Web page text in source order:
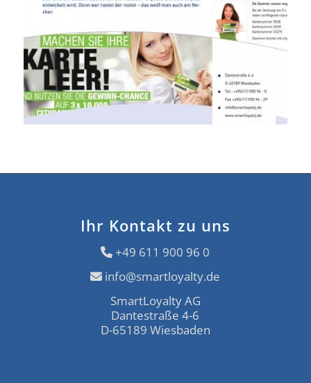
Ihr Kontakt zu uns
+49 611 900 96 0
info@smartloyalty.de
SmartLoyalty AG
Dantestraße 4-6
D-65189 Wiesbaden